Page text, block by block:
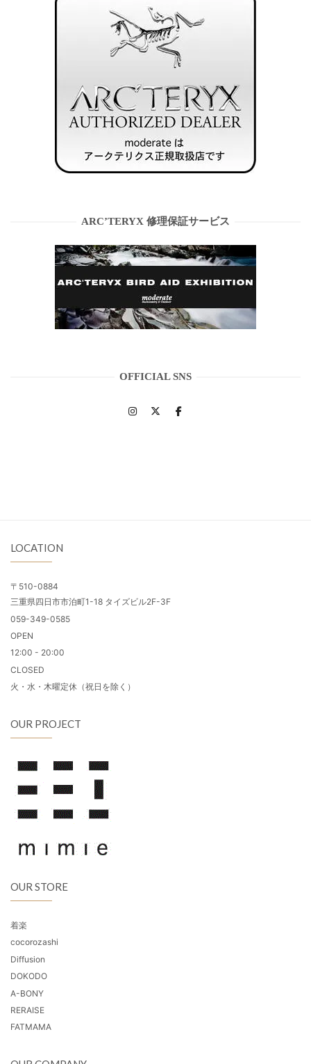
ARC’TERYX 修理保証サービス
OFFICIAL SNS
LOCATION
〒510-0884
三重県四日市市泊町1-18 タイズビル2F-3F
059-349-0585
OPEN
12:00 - 20:00
CLOSED
火・水・木曜定休（祝日を除く）
OUR PROJECT
OUR STORE
着楽
cocorozashi
Diffusion
DOKODO
A-BONY
RERAISE
FATMAMA